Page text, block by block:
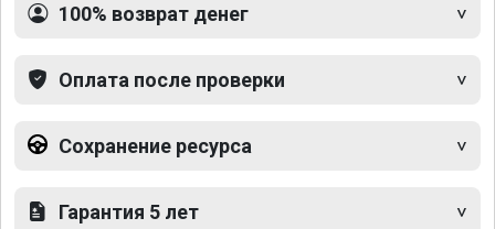
100% возврат денег
Оплата после проверки
Сохранение ресурса
Гарантия 5 лет